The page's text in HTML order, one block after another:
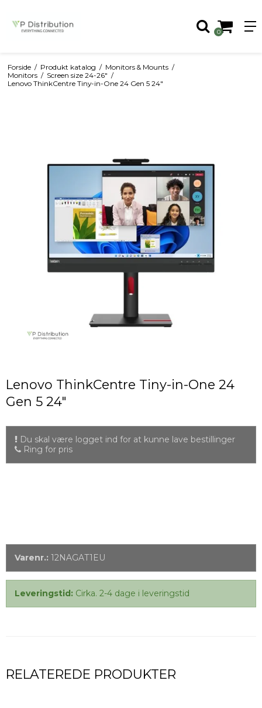
0
Forside / Produkt katalog / Monitors & Mounts /
Monitors / Screen size 24-26" /
Lenovo ThinkCentre Tiny-in-One 24 Gen 5 24"
Lenovo ThinkCentre Tiny-in-One 24
Gen 5 24"
Du skal være logget ind for at kunne lave bestillinger
Ring for pris
Varenr.: 12NAGAT1EU
Leveringstid: Cirka. 2-4 dage i leveringstid
RELATEREDE PRODUKTER